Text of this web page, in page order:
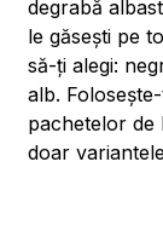
degrabă
le găsești pe
să-ți alegi:
alb.
pachetelor
doar